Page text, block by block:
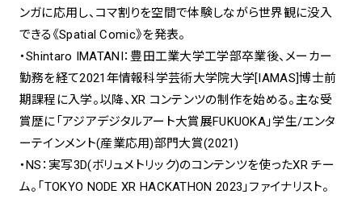
ンガに応用し、コマ割りを空間で体験しながら世界観に没入
できる《Spatial Comic》を発表。
・Shintaro IMATANI：豊田工業大学工学部卒業後、メーカー
勤務を経て2021年情報科学芸術大学院大学[IAMAS]博士前
期課程に入学。以降、XR コンテンツの制作を始める。主な受
賞歴に「アジアデジタルアート大賞展FUKUOKA」学生/エンタ
ーテインメント(産業応用)部門大賞(2021)
・NS：実写3D(ボリュメトリック)のコンテンツを使ったXR チー
ム。「TOKYO NODE XR HACKATHON 2023」ファイナリスト。